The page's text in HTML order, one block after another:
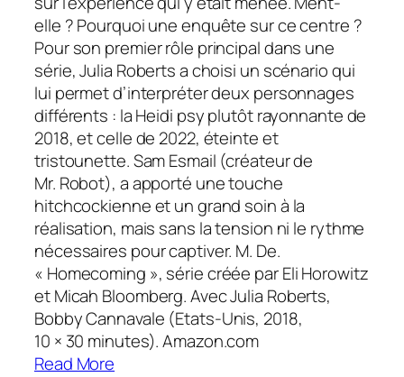
elle ? Pourquoi une enquête sur ce centre ?
Pour son premier rôle principal dans une
série, Julia Roberts a choisi un scénario qui
lui permet d’interpréter deux personnages
différents : la Heidi psy plutôt rayonnante de
2018, et celle de 2022, éteinte et
tristounette. Sam Esmail (créateur de
Mr. Robot), a apporté une touche
hitchcockienne et un grand soin à la
réalisation, mais sans la tension ni le rythme
nécessaires pour captiver. M. De.
« Homecoming », série créée par Eli Horowitz
et Micah Bloomberg. Avec Julia Roberts,
Bobby Cannavale (Etats-Unis, 2018,
10 × 30 minutes). Amazon.com
Read More